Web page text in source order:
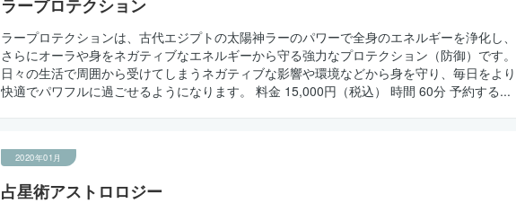
ラープロテクション
ラープロテクションは、古代エジプトの太陽神ラーのパワーで全身のエネルギーを浄化し、
さらにオーラや身をネガティブなエネルギーから守る強力なプロテクション（防御）です。
日々の生活で周囲から受けてしまうネガティブな影響や環境などから身を守り、毎日をより
快適でパワフルに過ごせるようになります。 料金 15,000円（税込） 時間 60分 予約する...
2020年01月
占星術アストロロジー